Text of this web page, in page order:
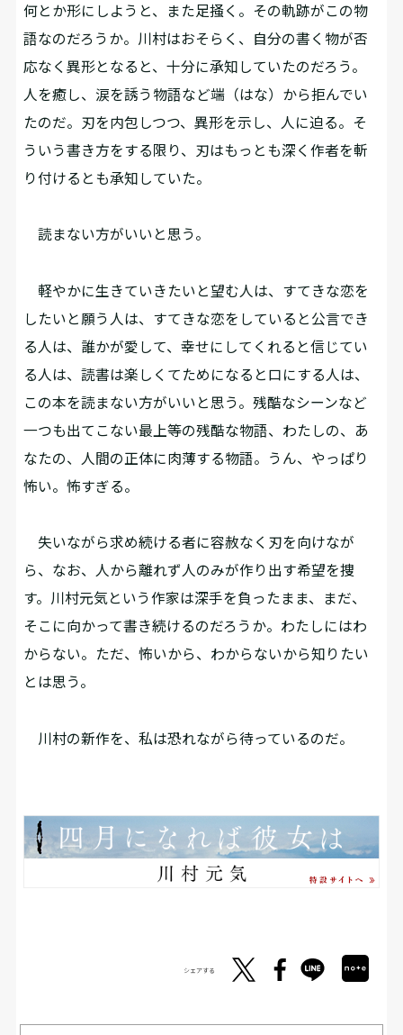
何とか形にしようと、また足掻く。その軌跡がこの物
語なのだろうか。川村はおそらく、自分の書く物が否
応なく異形となると、十分に承知していたのだろう。
人を癒し、涙を誘う物語など端（はな）から拒んでい
たのだ。刃を内包しつつ、異形を示し、人に迫る。そ
ういう書き方をする限り、刃はもっとも深く作者を斬
り付けるとも承知していた。
読まない方がいいと思う。
軽やかに生きていきたいと望む人は、すてきな恋を
したいと願う人は、すてきな恋をしていると公言でき
る人は、誰かが愛して、幸せにしてくれると信じてい
る人は、読書は楽しくてためになると口にする人は、
この本を読まない方がいいと思う。残酷なシーンなど
一つも出てこない最上等の残酷な物語、わたしの、あ
なたの、人間の正体に肉薄する物語。うん、やっぱり
怖い。怖すぎる。
失いながら求め続ける者に容赦なく刃を向けなが
ら、なお、人から離れず人のみが作り出す希望を捜
す。川村元気という作家は深手を負ったまま、まだ、
そこに向かって書き続けるのだろうか。わたしにはわ
からない。ただ、怖いから、わからないから知りたい
とは思う。
川村の新作を、私は恐れながら待っているのだ。
シェアする